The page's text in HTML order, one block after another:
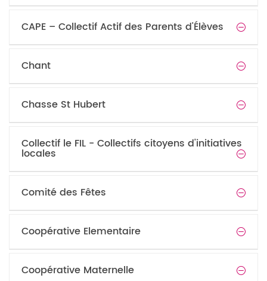
CAPE – Collectif Actif des Parents d'Élèves
Chant
Chasse St Hubert
Collectif le FIL - Collectifs citoyens d'initiatives
locales
Comité des Fêtes
Coopérative Elementaire
Coopérative Maternelle